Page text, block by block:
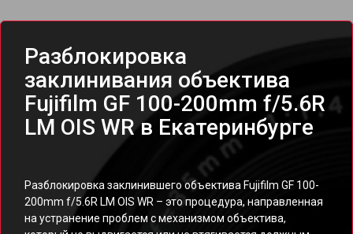
Разблокировка
заклинивания объектива
Fujifilm GF 100-200mm f/5.6R
LM OIS WR в Екатеринбурге
Разблокировка заклинившего объектива Fujifilm GF 100-
200mm f/5.6R LM OIS WR – это процедура, направленная
на устранение проблем с механизмом объектива,